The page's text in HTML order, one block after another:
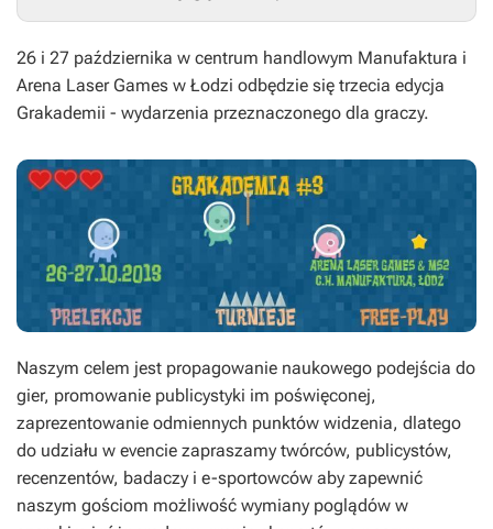
26 i 27 października w centrum handlowym Manufaktura i
Arena Laser Games w Łodzi odbędzie się trzecia edycja
Grakademii - wydarzenia przeznaczonego dla graczy.
Naszym celem jest propagowanie naukowego podejścia do
gier, promowanie publicystyki im poświęconej,
zaprezentowanie odmiennych punktów widzenia, dlatego
do udziału w evencie zapraszamy twórców, publicystów,
recenzentów, badaczy i e-sportowców aby zapewnić
naszym gościom możliwość wymiany poglądów w